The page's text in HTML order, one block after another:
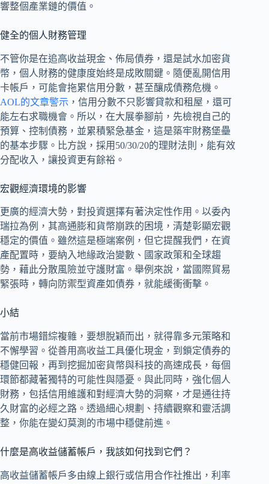
響整個產業鏈的價值。
健全的個人財務管理
不管你是在追高收益現金、佈局債券，還是試水加密貨
幣，個人財務的健康度始終是成敗關鍵。隨便亂開信用
卡帳戶，可能會拖累信用分數，甚至釀成債務危機。
AOL的文章警示 ，信用分數不只影響貸款和租屋，還可
能左右求職機會。所以，在大展拳腳前，先檢視自己的
預算、控制債務，並累積緊急基金，這是築牢財務堡壘
的基本步驟。比方說，採用50/30/20的理財法則，能有效
分配收入，讓投資更有餘裕。
宏觀經濟環境的影響
更廣的經濟大勢，對投資選擇有著決定性作用。以委內
瑞拉為例，其高通膨和貨幣崩跌的困境，清楚彰顯宏觀
穩定的價值。雖然這是極端案例，但它提醒我們，在資
產配置時，要納入地緣政治變數、國家政策和全球趨
勢，藉此分散風險並守護財富。舉例來說，當國際貿易
緊張時，轉向防禦型資產如債券，就能緩衝衝擊。
小結
當前市場錯綜複雜，要想脫穎而出，就得靠多元策略和
不懈學習。從善用高收益工具優化現金，到鎖定債券的
穩健回報，再到挖掘加密貨幣與科技的高速成長，每個
環節都藏著獨特的可能性與隱憂。與此同時，強化個人
財務，包括信用維護和對經濟大勢的洞察，才是通往持
久財富的必經之路。透過細心規劃、持續觀察和靈活調
整，你能在變幻莫測的市場中穩健前進。
什麼是高收益儲蓄帳戶，我該如何找到它們？
高收益儲蓄帳戶多由線上銀行或信用合作社推出，利率